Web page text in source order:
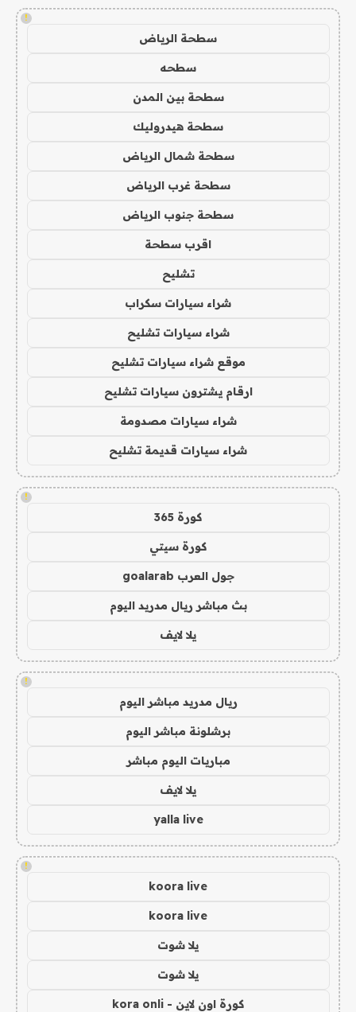
!
سطحة الرياض
سطحه
سطحة بين المدن
سطحة هيدروليك
سطحة شمال الرياض
سطحة غرب الرياض
سطحة جنوب الرياض
اقرب سطحة
تشليح
شراء سيارات سكراب
شراء سيارات تشليح
موقع شراء سيارات تشليح
ارقام يشترون سيارات تشليح
شراء سيارات مصدومة
شراء سيارات قديمة تشليح
!
كورة 365
كورة سيتي
جول العرب goalarab
بث مباشر ريال مدريد اليوم
يلا لايف
!
ريال مدريد مباشر اليوم
برشلونة مباشر اليوم
مباريات اليوم مباشر
يلا لايف
yalla live
!
koora live
koora live
يلا شوت
يلا شوت
كورة اون لاين - kora onli